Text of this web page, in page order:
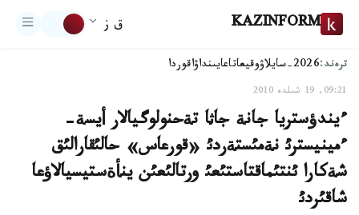
KAZINFORM ق ز
ترەند:2026-سايلاۋ وقيعاتاعايىنداۋاقوردا
09:21, 19 شىلدە 2010
ءيندؤستريا جانة جاثا تةحنولوگيالار أيسة-
ءمينيسترئ نةمئستةردئ «قورعاس» حالئقارالئق
شةكارا ئنتئماقتاستئعئ ورتالئعئن ينأةستيسيالاؤعا
شاقئردئ